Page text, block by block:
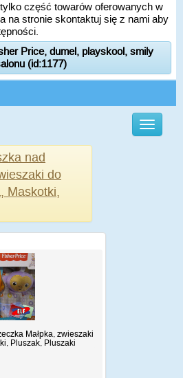
część towarów oferowanych w
na stronie skontaktuj się z nami aby
Price, dumel, playskool, smily
(id:1177)
nad
do
Maskotki,
Małpka, zwieszaki
Pluszak, Pluszaki